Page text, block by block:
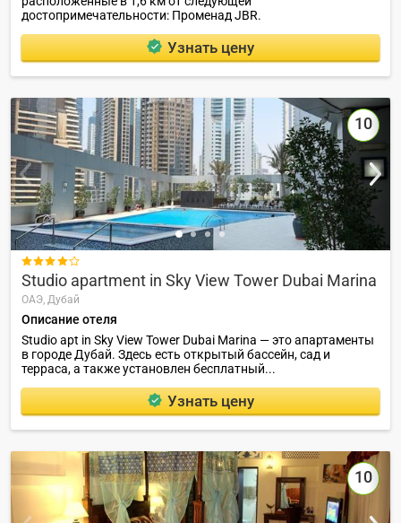
достопримечательности: Променад JBR.
Узнать цену
10

Studio apartment in Sky View Tower Dubai Marina
ОАЭ, Дубай
Описание отеля
Studio apt in Sky View Tower Dubai Marina — это апартаменты
в городе Дубай. Здесь есть открытый бассейн, сад и
терраса, а также установлен бесплатный...
Узнать цену
10